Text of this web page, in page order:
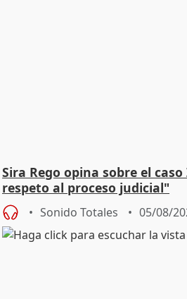
Sira Rego opina sobre el
respeto al proceso judicial"
Sonido Totales 05/08/